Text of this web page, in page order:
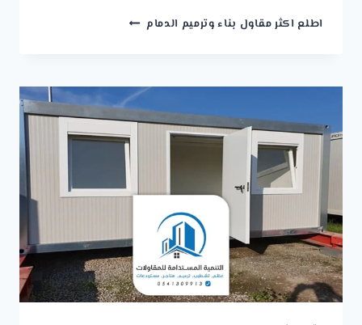
اطلع اكثر مقاول بناء وترميم الدمام اصباغ
:
0541309913
صبغ
بروفايل
خارجي
في
الظهران